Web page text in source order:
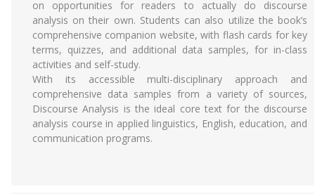
on opportunities for readers to actually do discourse
analysis on their own. Students can also utilize the book’s
comprehensive companion website, with flash cards for key
terms, quizzes, and additional data samples, for in-class
activities and self-study.
With its accessible multi-disciplinary approach and
comprehensive data samples from a variety of sources,
Discourse Analysis is the ideal core text for the discourse
analysis course in applied linguistics, English, education, and
communication programs.